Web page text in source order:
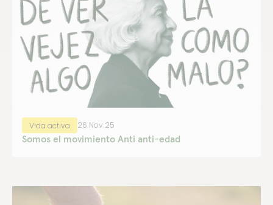
Vida activa 26 Nov 25
Somos el movimiento Anti anti-edad